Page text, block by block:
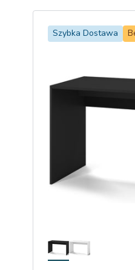
Szybka Dostawa